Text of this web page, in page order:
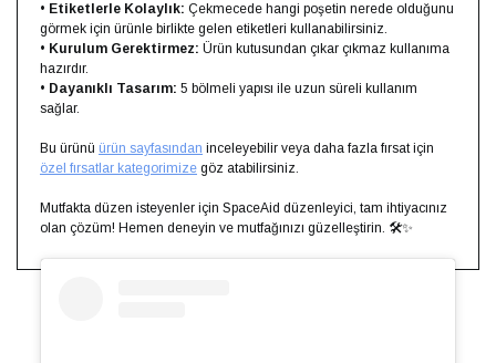
• Etiketlerle Kolaylık: Çekmecede hangi poşetin nerede olduğunu
görmek için ürünle birlikte gelen etiketleri kullanabilirsiniz.
• Kurulum Gerektirmez: Ürün kutusundan çıkar çıkmaz kullanıma
hazırdır.
• Dayanıklı Tasarım: 5 bölmeli yapısı ile uzun süreli kullanım
sağlar.
Bu ürünü ürün sayfasından inceleyebilir veya daha fazla fırsat için
özel fırsatlar kategorimize göz atabilirsiniz.
Mutfakta düzen isteyenler için SpaceAid düzenleyici, tam ihtiyacınız
olan çözüm! Hemen deneyin ve mutfağınızı güzelleştirin. 🛠️✨